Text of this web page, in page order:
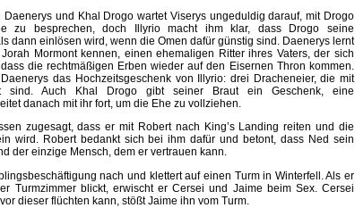
Daenerys und Khal Drogo wartet Viserys ungeduldig darauf, mit Drogo
zu besprechen, doch Illyrio macht ihm klar, dass Drogo seine
dann einlösen wird, wenn die Omen dafür günstig sind. Daenerys lernt
Mormont kennen, einen ehemaligen Ritter ihres Vaters, der sich
die rechtmäßigen Erben wieder auf den Eisernen Thron kommen.
das Hochzeitsgeschenk von Illyrio: drei Dracheneier, die mit
sind. Auch Khal Drogo gibt seiner Braut ein Geschenk, eine
danach mit ihr fort, um die Ehe zu vollziehen.
zugesagt, dass er mit Robert nach King’s Landing reiten und die
wird. Robert bedankt sich bei ihm dafür und betont, dass Ned sein
der einzige Mensch, dem er vertrauen kann.
nach und klettert auf einen Turm in Winterfell. Als er
Turmzimmer blickt, erwischt er Cersei und Jaime beim Sex. Cersei
dieser flüchten kann, stößt Jaime ihn vom Turm.